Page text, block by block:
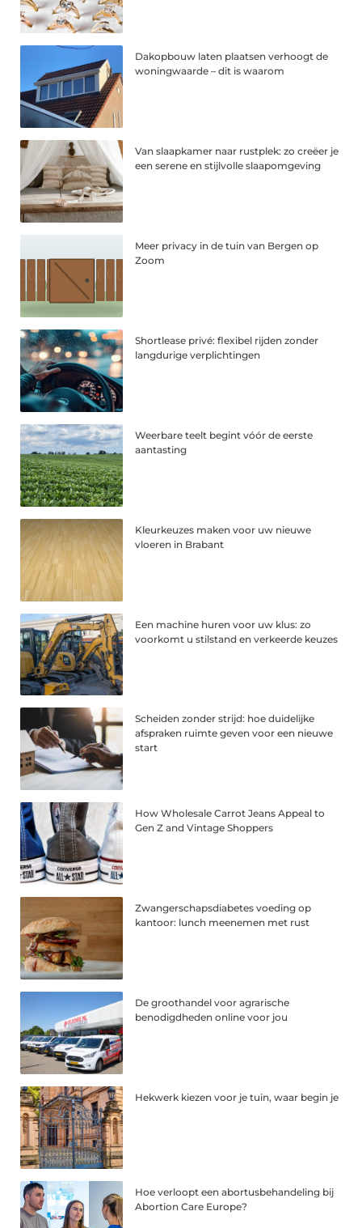
Dakopbouw laten plaatsen verhoogt de
woningwaarde – dit is waarom
Van slaapkamer naar rustplek: zo creëer je
een serene en stijlvolle slaapomgeving
Meer privacy in de tuin van Bergen op
Zoom
Shortlease privé: flexibel rijden zonder
langdurige verplichtingen
Weerbare teelt begint vóór de eerste
aantasting
Kleurkeuzes maken voor uw nieuwe
vloeren in Brabant
Een machine huren voor uw klus: zo
voorkomt u stilstand en verkeerde keuzes
Scheiden zonder strijd: hoe duidelijke
afspraken ruimte geven voor een nieuwe
start
How Wholesale Carrot Jeans Appeal to
Gen Z and Vintage Shoppers
Zwangerschapsdiabetes voeding op
kantoor: lunch meenemen met rust
De groothandel voor agrarische
benodigdheden online voor jou
Hekwerk kiezen voor je tuin, waar begin je
Hoe verloopt een abortusbehandeling bij
Abortion Care Europe?